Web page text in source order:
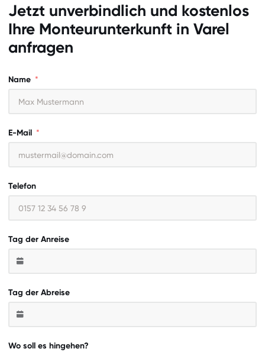
Jetzt unverbindlich und kostenlos
Ihre Monteurunterkunft in Varel
anfragen
Name
E-Mail
Telefon
Tag der Anreise
Tag der Abreise
Wo soll es hingehen?